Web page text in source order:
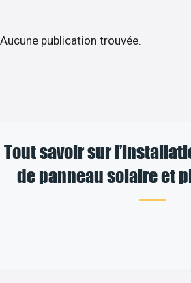
Aucune publication trouvée.
Tout savoir sur
de panneau solaire et